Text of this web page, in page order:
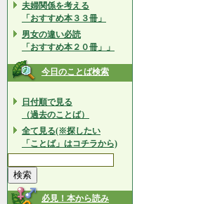
夫婦関係を考える
「おすすめ本３３冊」
男女の違い必読
「おすすめ本２０冊」」
今日のことば検索
日付順で見る
（過去のことば）
全て見る(※探したい
「ことば」はコチラから)
必見！本から読み